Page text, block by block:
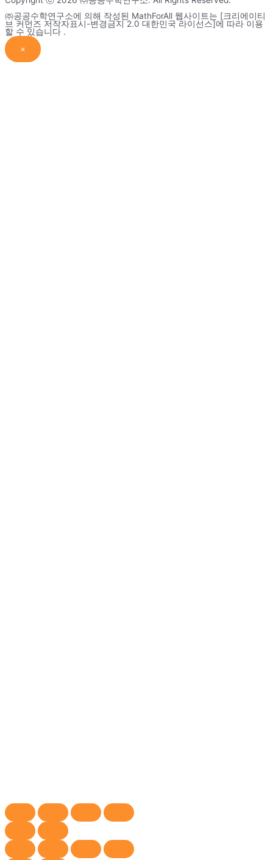
㈜공공수학연구소에 의해 작성된 MathForAll 웹사이트는 [크리에이티
브 커먼즈 저작자표시-변경금지 2.0 대한민국 라이선스]에 따라 이용
할 수 있습니다 .
×